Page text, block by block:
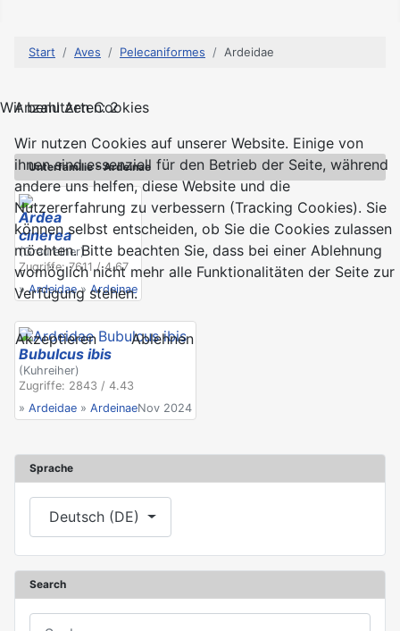
Sprache
Sprache auswählen
Deutsch (DE)
Search
Start Aves Pelecaniformes Ardeidae
Anzahl Arten: 2
Unterfamilie - Ardeinae
Ardea
cinerea
(Graureiher)
Zugriffe: 7611 / 4.67
»Ardeidae» Ardeinae
Bubulcus ibis
(Kuhreiher)
Zugriffe: 2843 / 4.43
» Ardeidae » ArdeinaeNov 2024
Wir benutzen Cookies
Wir nutzen Cookies auf unserer Website. Einige von
ihnen sind essenziell für den Betrieb der Seite, während
andere uns helfen, diese Website und die
Nutzererfahrung zu verbessern (Tracking Cookies). Sie
können selbst entscheiden, ob Sie die Cookies zulassen
möchten. Bitte beachten Sie, dass bei einer Ablehnung
womöglich nicht mehr alle Funktionalitäten der Seite zur
Verfügung stehen.
Akzeptieren Ablehnen